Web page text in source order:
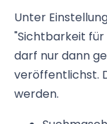
Unter
"Sichtbarkeit für
darf nur dann
veröffentlichst.
werden.